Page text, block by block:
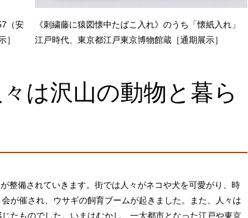
（安
］
《刺繍藤に猿図懐中たばこ入れ》のうち「懐紙入れ」
江戸時代、東京都江戸東京博物館蔵［通期展示］
は沢山の動物と暮ら
整備されていきます。街では人々がネコや犬を可愛がり、時
が催され、ウサギの飼育ブームが起きました。また、人々は
たものでした。いまはむかし、一大都市となった江戸や東京